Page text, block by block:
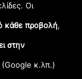
Οι
κάθε προβολή,
στην
(Google κ.λπ.)